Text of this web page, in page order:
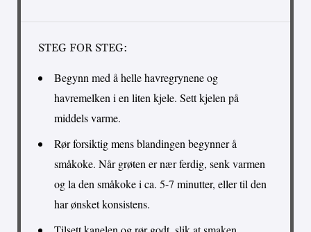
STEG FOR STEG:
Begynn med å helle havregrynene og
havremelken i en liten kjele. Sett kjelen på
middels varme.
Rør forsiktig mens blandingen begynner å
småkoke. Når grøten er nær ferdig, senk varmen
og la den småkoke i ca. 5-7 minutter, eller til den
har ønsket konsistens.